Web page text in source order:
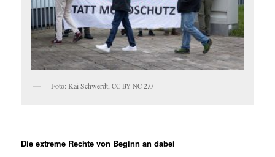
Foto: Kai Schw­erdt,CC BY-NC 2.0
Die extreme Rechte von Beginn an dabei